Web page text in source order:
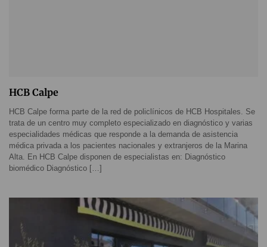
HCB Calpe
HCB Calpe forma parte de la red de policlínicos de HCB Hospitales. Se
trata de un centro muy completo especializado en diagnóstico y varias
especialidades médicas que responde a la demanda de asistencia
médica privada a los pacientes nacionales y extranjeros de la Marina
Alta. En HCB Calpe disponen de especialistas en: Diagnóstico
biomédico Diagnóstico […]